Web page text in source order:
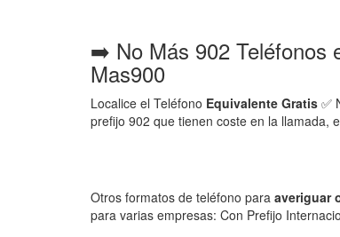
➡️ No Más 902 Teléfonos
Mas900
Localice el Teléfono Equivalente Gratis ✅
prefijo 902 que tienen coste en la llamada,
Otros formatos de teléfono para averiguar
para varias empresas: Con Prefijo